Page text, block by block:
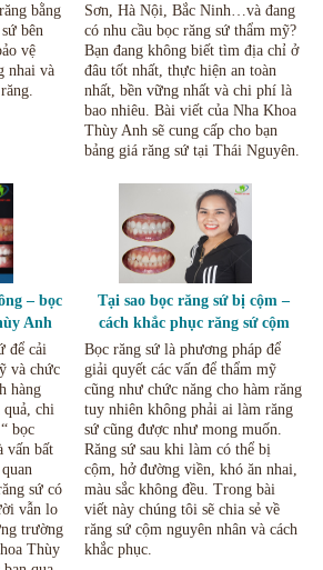
bằng
bên
vệ
nhai và
Sơn, Hà Nội, Bắc Ninh…và đang
có nhu cầu bọc răng sứ thẩm mỹ?
Bạn đang không biết tìm địa chỉ ở
đâu tốt nhất, thực hiện an toàn
nhất, bền vững nhất và chi phí là
bao nhiêu. Bài viết của Nha Khoa
Thùy Anh sẽ cung cấp cho bạn
bảng giá răng sứ tại Thái Nguyên.
– bọc
Anh
để cải
và chức
hàng
quả, chi
bọc
vấn bất
sứ có
vẫn lo
trường
Thùy
Tại sao bọc răng sứ bị cộm –
cách khắc phục răng sứ cộm
Thái Nguyên.
Bọc răng sứ là phương pháp để
giải quyết các vấn để thẩm mỹ
cũng như chức năng cho hàm răng
tuy nhiên không phải ai làm răng
sứ cũng được như mong muốn.
Răng sứ sau khi làm có thể bị
cộm, hở đường viền, khó ăn nhai,
màu sắc không đều. Trong bài
viết này chúng tôi sẽ chia sẻ về
răng sứ cộm nguyên nhân và cách
khắc phục.